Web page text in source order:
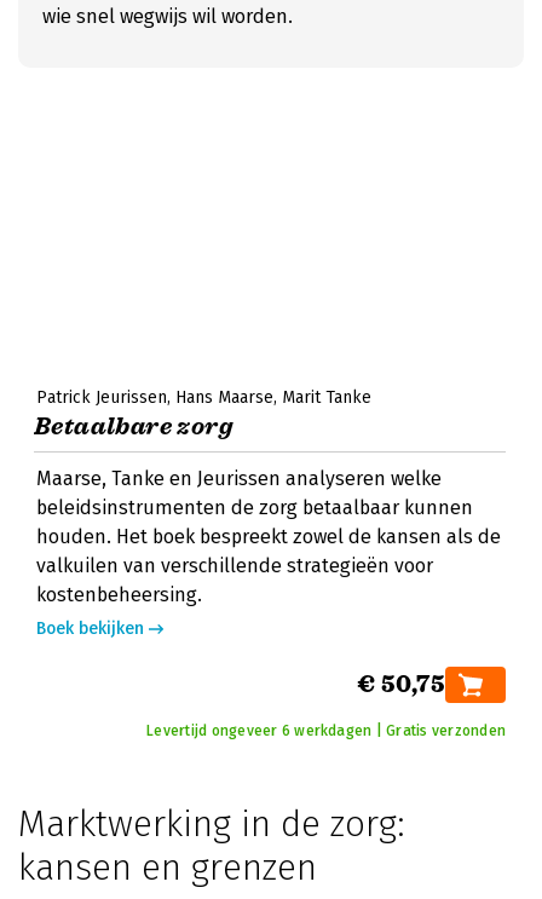
wie snel wegwijs wil worden.
Patrick Jeurissen Hans Maarse Marit Tanke
Betaalbare zorg
Maarse, Tanke en Jeurissen analyseren welke
beleidsinstrumenten de zorg betaalbaar kunnen
houden. Het boek bespreekt zowel de kansen als de
valkuilen van verschillende strategieën voor
kostenbeheersing.
Boek bekijken
€ 50,75
Levertijd ongeveer 6 werkdagen | Gratis verzonden
Marktwerking in de zorg:
kansen en grenzen